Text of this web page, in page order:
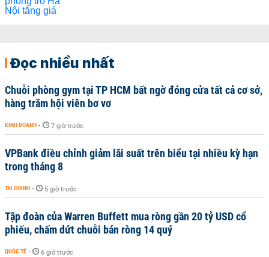
Đọc nhiều nhất
Chuỗi phòng gym tại TP HCM bất ngờ đóng cửa tất cả cơ sở,
hàng trăm hội viên bơ vơ
KINH DOANH - 7 giờ trước
VPBank điều chỉnh giảm lãi suất trên biểu tại nhiều kỳ hạn
trong tháng 8
TÀI CHÍNH - 5 giờ trước
Tập đoàn của Warren Buffett mua ròng gần 20 tỷ USD cổ
phiếu, chấm dứt chuỗi bán ròng 14 quý
QUỐC TẾ - 6 giờ trước